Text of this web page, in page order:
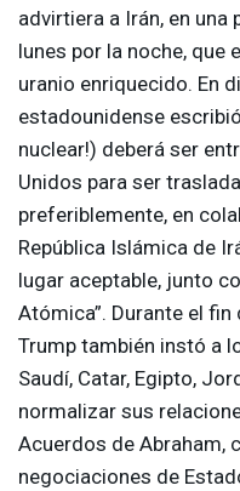
advirtiera a Irán, en
lunes por la noche, que
uranio enriquecido. En
estadounidense
nuclear!) deberá ser
Unidos para ser
preferiblemente, en
República Islámica de
lugar aceptable, junto
Atómica”. Durante el
Trump también instó a
Saudí, Catar, Egipto,
normalizar sus
Acuerdos de Abraham,
negociaciones de